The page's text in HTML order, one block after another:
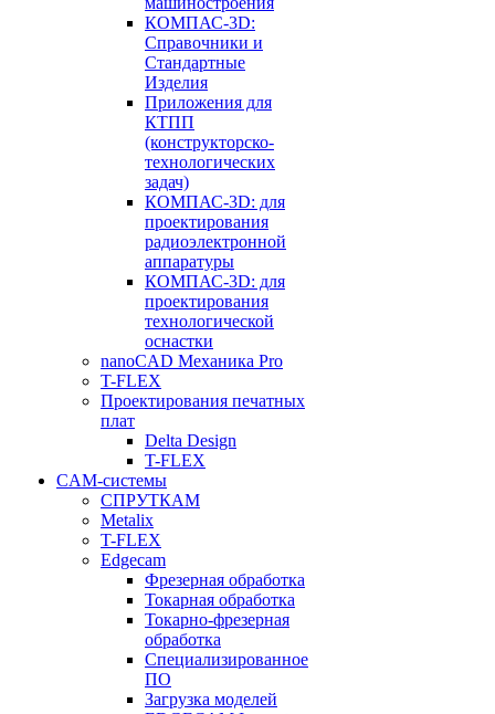
КОМПАС-3D:
Справочники и
Стандартные
Изделия
Приложения для
КТПП
(конструкторско-
технологических
задач)
КОМПАС-3D: для
проектирования
радиоэлектронной
аппаратуры
КОМПАС-3D: для
проектирования
технологической
оснастки
nanoCAD Механика Pro
T-FLEX
Проектирования печатных
плат
Delta Design
T-FLEX
CAM-системы
СПРУТКAM
Metalix
T-FLEX
Edgecam
Фрезерная обработка
Токарная обработка
Токарно-фрезерная
обработка
Специализированное
ПО
Загрузка моделей